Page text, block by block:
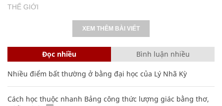
THẾ GIỚI
XEM THÊM BÀI VIẾT
Đọc nhiều Bình luận nhiều
Nhiều điểm bất thường ở bằng đại học của Lý Nhã Kỳ
Cách học thuộc nhanh Bảng công thức lượng giác bằng thơ,